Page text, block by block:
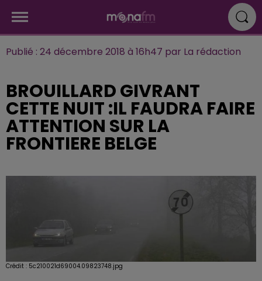
Publié : 24 décembre 2018 à 16h47 par La rédaction
BROUILLARD GIVRANT
CETTE NUIT :IL FAUDRA FAIRE
ATTENTION SUR LA
FRONTIERE BELGE
Crédit : 5c210021d69004.09823748.jpg